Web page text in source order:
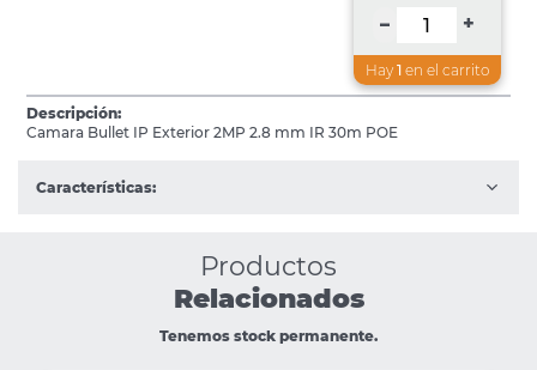
– +
Hay 1en el carrito
Descripción:
Camara Bullet IP Exterior 2MP 2.8 mm IR 30m POE
Características:
Productos
Relacionados
Tenemos stock permanente.